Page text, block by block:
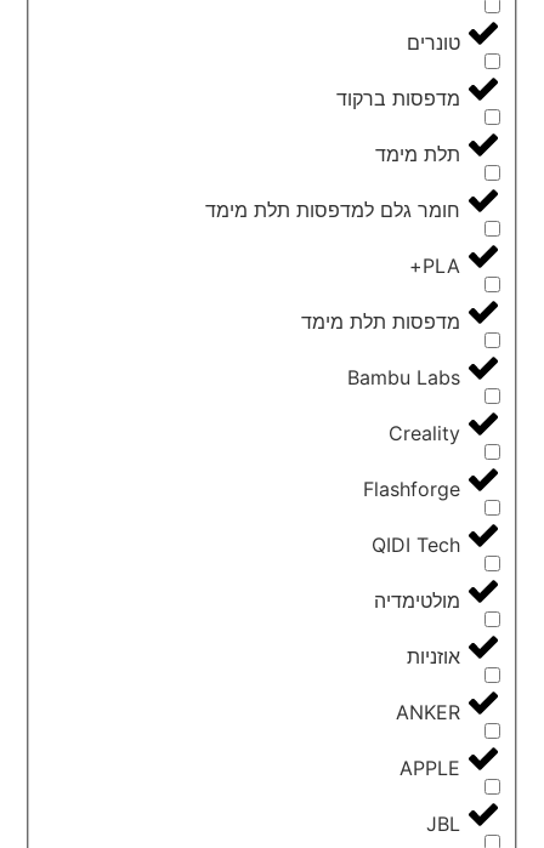
טונרים
מדפסות ברקוד
תלת מימד
חומר גלם למדפסות תלת מימד
PLA+
מדפסות תלת מימד
Bambu Labs
Creality
Flashforge
QIDI Tech
מולטימדיה
אוזניות
ANKER
APPLE
JBL